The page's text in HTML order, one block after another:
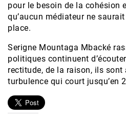
pour le besoin de la cohésion
qu’aucun médiateur ne
place.
Serigne Mountaga Mbacké
politiques continuent
rectitude, de la raison, ils
turbulence qui court jusqu’en